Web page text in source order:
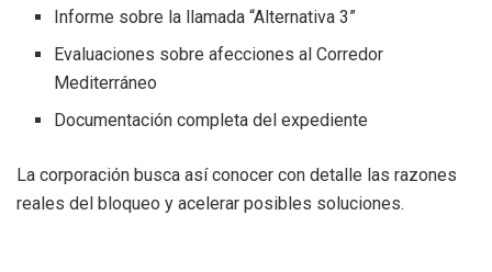
Informe sobre la llamada “Alternativa 3”
Evaluaciones sobre afecciones al Corredor
Mediterráneo
Documentación completa del expediente
La corporación busca así conocer con detalle las razones
reales del bloqueo y acelerar posibles soluciones.